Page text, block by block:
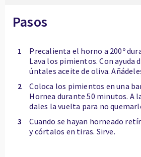
Pasos
1
Precalienta el horno a 200º
Lava los pimientos. Con ayuda
úntales aceite de oliva.
2
Coloca los pimientos en una
Hornea durante 50 minutos. A
dales la vuelta para no
3
Cuando se hayan horneado
y córtalos en tiras. Sirve.